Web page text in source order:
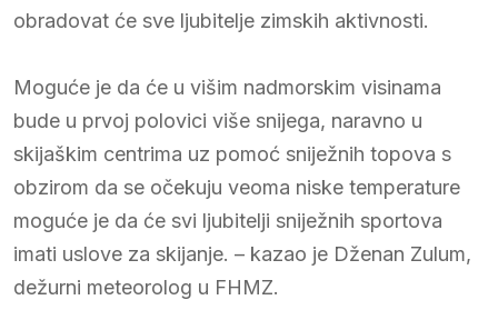
obradovat će sve ljubitelje zimskih aktivnosti.
Moguće je da će u višim nadmorskim visinama
bude u prvoj polovici više snijega, naravno u
skijaškim centrima uz pomoć sniježnih topova s
obzirom da se očekuju veoma niske temperature
moguće je da će svi ljubitelji sniježnih sportova
imati uslove za skijanje. – kazao je Dženan Zulum,
dežurni meteorolog u FHMZ.